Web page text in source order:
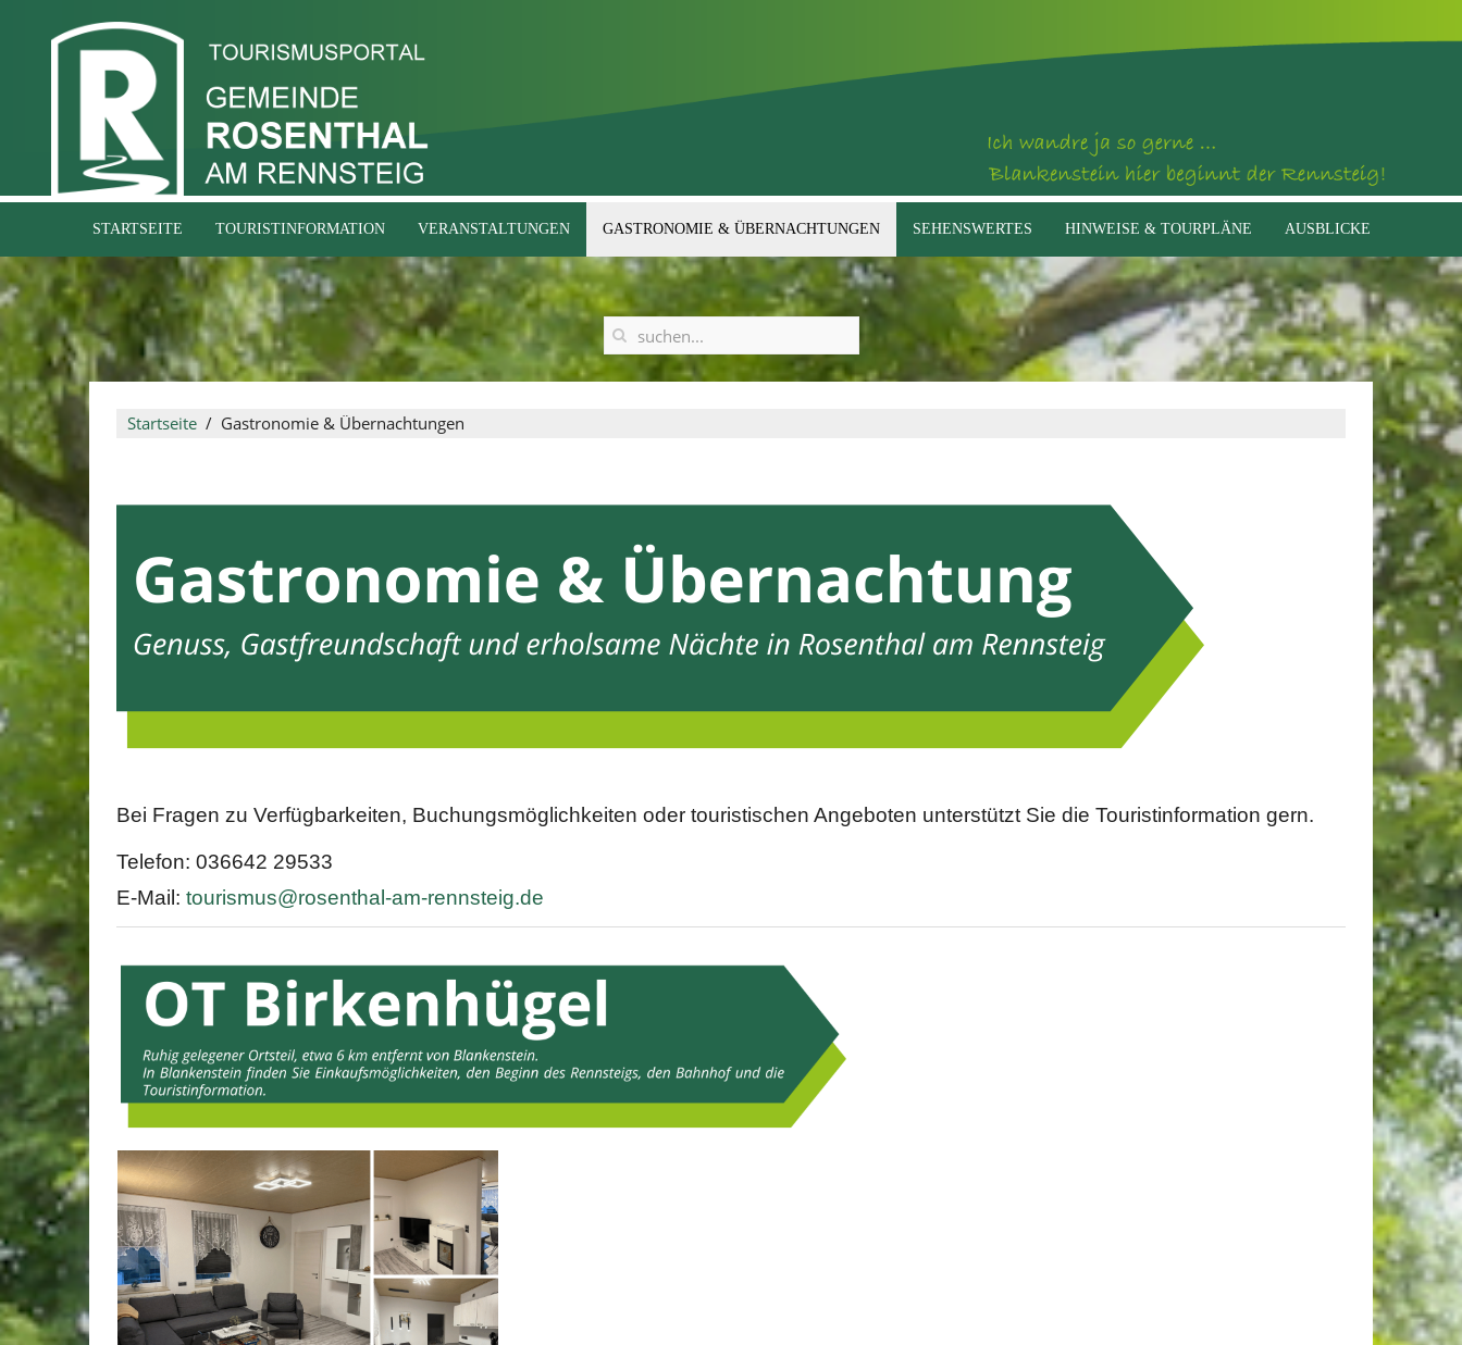
STARTSEITE TOURISTINFORMATION VERANSTALTUNGEN GASTRONOMIE & ÜBERNACHTUNGEN SEHENSWERTES HINWEISE & TOURPLÄNE AUSBLICKE
Startseite Gastronomie & Übernachtungen
Bei Fragen zu Verfügbarkeiten, Buchungsmöglichkeiten oder touristischen Angeboten unterstützt Sie die Touristinformation gern.
Telefon: 036642 29533
E-Mail: tourismus@rosenthal-am-rennsteig.de